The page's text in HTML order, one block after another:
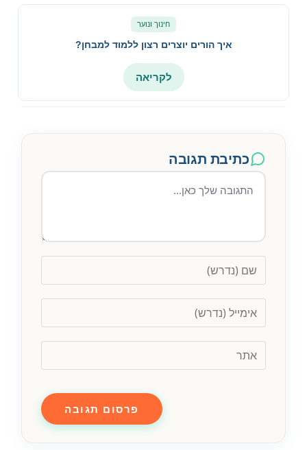
חינוך ונוער
איך הורים יוצרים רצון ללמוד למבחן?
לקריאה
כתיבת תגובה